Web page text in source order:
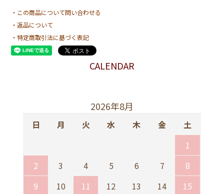
・この商品について問い合わせる
・返品について
・特定商取引法に基づく表記
3,520円(税込)
15Plus
CALENDAR
2026年8月
日 月 火 水 木 金
土
1
2
3 4 5 6 7
8
9
10 11 12 13 14
15